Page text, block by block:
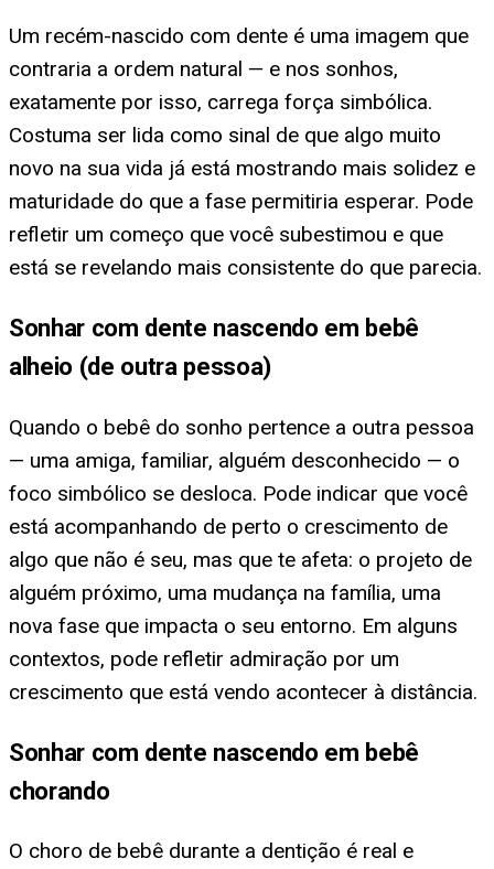
Um recém-nascido com dente é uma imagem que
contraria a ordem natural — e nos sonhos,
exatamente por isso, carrega força simbólica.
Costuma ser lida como sinal de que algo muito
novo na sua vida já está mostrando mais solidez e
maturidade do que a fase permitiria esperar. Pode
refletir um começo que você subestimou e que
está se revelando mais consistente do que parecia.
Sonhar com dente nascendo em bebê
alheio (de outra pessoa)
Quando o bebê do sonho pertence a outra pessoa
— uma amiga, familiar, alguém desconhecido — o
foco simbólico se desloca. Pode indicar que você
está acompanhando de perto o crescimento de
algo que não é seu, mas que te afeta: o projeto de
alguém próximo, uma mudança na família, uma
nova fase que impacta o seu entorno. Em alguns
contextos, pode refletir admiração por um
crescimento que está vendo acontecer à distância.
Sonhar com dente nascendo em bebê
chorando
O choro de bebê durante a dentição é real e